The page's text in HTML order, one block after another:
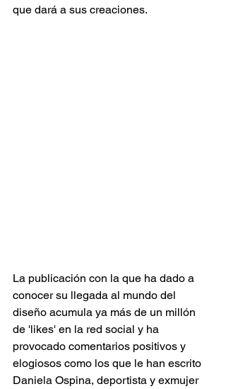
que dará a sus creaciones.
La publicación con la que ha dado a
conocer su llegada al mundo del
diseño acumula ya más de un millón
de 'likes' en la red social y ha
provocado comentarios positivos y
elogiosos como los que le han escrito
Daniela Ospina, deportista y exmujer